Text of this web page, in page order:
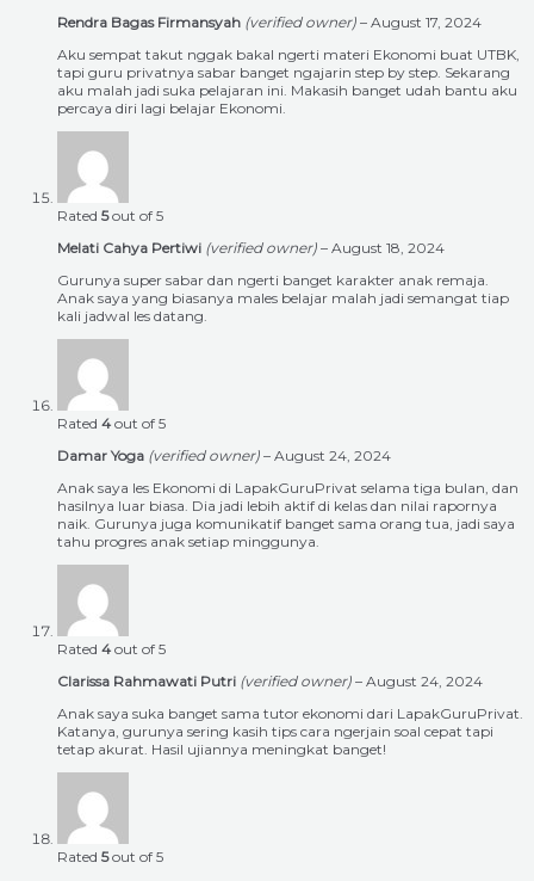
Rendra Bagas Firmansyah (verified owner) – August 17, 2024
Aku sempat takut nggak bakal ngerti materi Ekonomi buat UTBK,
tapi guru privatnya sabar banget ngajarin step by step. Sekarang
aku malah jadi suka pelajaran ini. Makasih banget udah bantu aku
percaya diri lagi belajar Ekonomi.
Rated 5out of 5
Melati Cahya Pertiwi (verified owner) – August 18, 2024
Gurunya super sabar dan ngerti banget karakter anak remaja.
Anak saya yang biasanya males belajar malah jadi semangat tiap
kali jadwal les datang.
Rated 4 out of 5
Damar Yoga (verified owner) – August 24, 2024
Anak saya les Ekonomi di LapakGuruPrivat selama tiga bulan, dan
hasilnya luar biasa. Dia jadi lebih aktif di kelas dan nilai rapornya
naik. Gurunya juga komunikatif banget sama orang tua, jadi saya
tahu progres anak setiap minggunya.
Rated 4 out of 5
Clarissa Rahmawati Putri (verified owner) – August 24, 2024
Anak saya suka banget sama tutor ekonomi dari LapakGuruPrivat.
Katanya, gurunya sering kasih tips cara ngerjain soal cepat tapi
tetap akurat. Hasil ujiannya meningkat banget!
Rated 5out of 5